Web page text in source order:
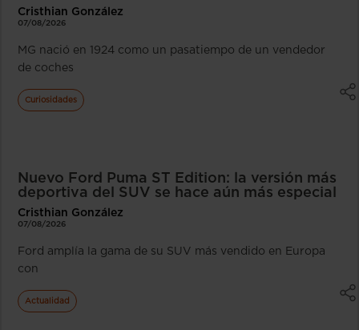
Cristhian González
07/08/2026
MG nació en 1924 como un pasatiempo de un vendedor
de coches
Curiosidades
Nuevo Ford Puma ST Edition: la versión más
deportiva del SUV se hace aún más especial
Cristhian González
07/08/2026
Ford amplía la gama de su SUV más vendido en Europa
con
Actualidad